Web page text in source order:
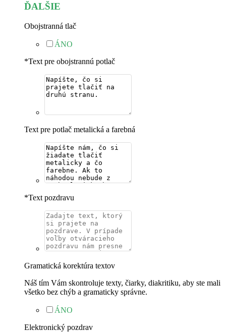
ĎALŠIE
Obojstranná tlač
ÁNO
*Text pre obojstrannú potlač
Text pre potlač metalická a farebná
*Text pozdravu
Gramatická korektúra textov
Náš tím Vám skontroluje texty, čiarky, diakritiku, aby ste mali
všetko bez chýb a gramaticky správne.
ÁNO
Elektronický pozdrav